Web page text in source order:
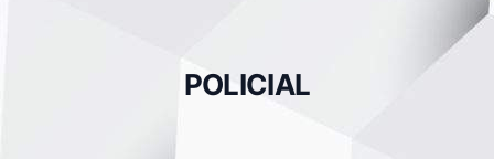
POLICIAL